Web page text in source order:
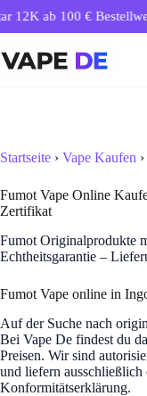
Inhalt
12K ab 100 €
Startseite › Vape Kaufen ›
Fumot Vape Online
Zertifikat
Fumot Originalprodukte
Echtheitsgarantie –
Fumot Vape online in
Auf der Suche nach
Bei Vape De findest du
Preisen. Wir sind
und liefern
Konformitätserklärung.